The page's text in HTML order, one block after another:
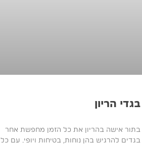
בגדי הריון
בתור אישה בהריון את כל הזמן מחפשת אחר
בגדים להרגיש בהן נוחות, בטיחות ויופי. עם כל